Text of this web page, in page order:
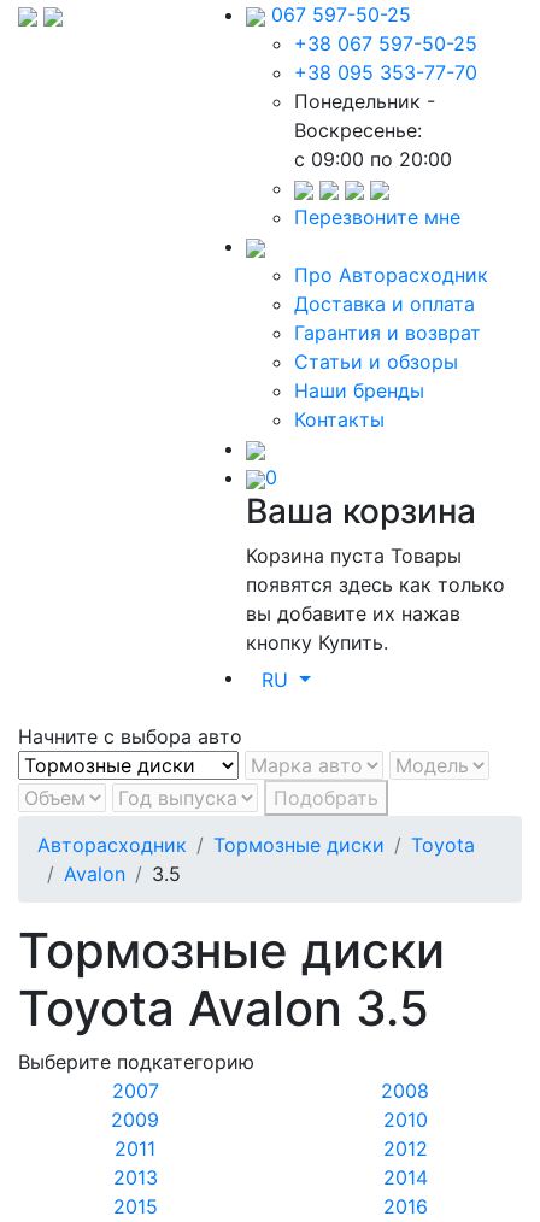
067 597-50-25
+38 067 597-50-25
+38 095 353-77-70
Понедельник -
Воскресенье:
c 09:00 по 20:00
Перезвоните мне
Про Авторасходник
Доставка и оплата
Гарантия и возврат
Статьи и обзоры
Наши бренды
Контакты
0
Ваша корзина
Корзина пустаТовары
появятся здесь как только
вы добавите их нажав
кнопку Купить.
RU
Начните с выбора авто
Подобрать
Авторасходник
Тормозные диски
Toyota
Avalon
3.5
Тормозные диски
Toyota Avalon 3.5
Выберите подкатегорию
2007
2008
2009
2010
2011
2012
2013
2014
2015
2016